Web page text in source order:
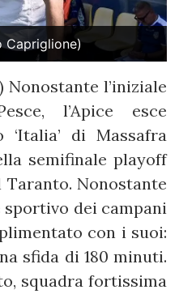
Capriglione)
) Nonostante l’iniziale
l’Apice esce
di Massafra
semifinale playoff
Nonostante
dei campani
con i suoi:
sfida di 180 minuti.
squadra fortissima